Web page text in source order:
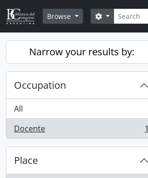
Skip to main content
Browse
Search
Search options
Narrow your results by:
Occupation
All
Docente
, 1 results 1
Place